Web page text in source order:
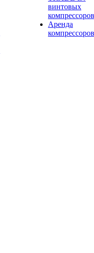
винтовых
компрессоров
Аренда
компрессоров